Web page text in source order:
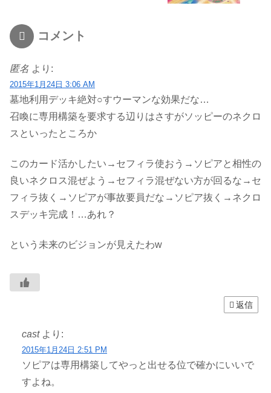
コメント
匿名 より:
2015年1月24日 3:06 AM
墓地利用デッキ絶対○すウーマンな効果だな…
召喚に専用構築を要求する辺りはさすがソッピーのネクロ
スといったところか
このカード活かしたい→セフィラ使おう→ソピアと相性の
良いネクロス混ぜよう→セフィラ混ぜない方が回るな→セ
フィラ抜く→ソピアが事故要員だな→ソピア抜く→ネクロ
スデッキ完成！…あれ？
という未来のビジョンが見えたわw
返信
cast より:
2015年1月24日 2:51 PM
ソピアは専用構築してやっと出せる位で確かにいいで
すよね。